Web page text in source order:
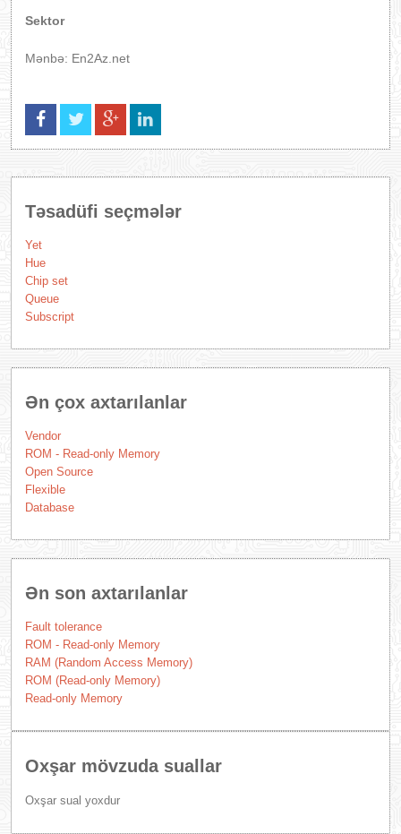
Sektor
Mənbə: En2Az.net
Təsadüfi seçmələr
Yet
Hue
Chip set
Queue
Subscript
Ən çox axtarılanlar
Vendor
ROM - Read-only Memory
Open Source
Flexible
Database
Ən son axtarılanlar
Fault tolerance
ROM - Read-only Memory
RAM (Random Access Memory)
ROM (Read-only Memory)
Read-only Memory
Oxşar mövzuda suallar
Oxşar sual yoxdur